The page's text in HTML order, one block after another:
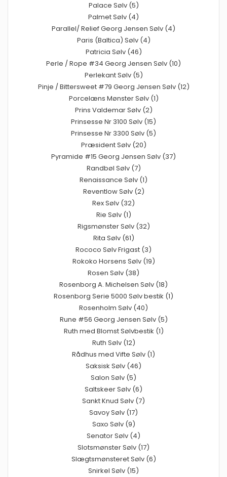
Palace Sølv (5)
Palmet Sølv (4)
Parallel/ Relief Georg Jensen Sølv (4)
Paris (Baltica) Sølv (4)
Patricia Sølv (46)
Perle / Rope #34 Georg Jensen Sølv (10)
Perlekant Sølv (5)
Pinje / Bittersweet #79 Georg Jensen Sølv (12)
Porcelæns Mønster Sølv (1)
Prins Valdemar Sølv (2)
Prinsesse Nr 3100 Sølv (15)
Prinsesse Nr 3300 Sølv (5)
Præsident Sølv (20)
Pyramide #15 Georg Jensen Sølv (37)
Randbøl Sølv (7)
Renaissance Sølv (1)
Reventlow Sølv (2)
Rex Sølv (32)
Rie Sølv (1)
Rigsmønster Sølv (32)
Rita Sølv (61)
Rococo Sølv Frigast (3)
Rokoko Horsens Sølv (19)
Rosen Sølv (38)
Rosenborg A. Michelsen Sølv (18)
Rosenborg Serie 5000 Sølv bestik (1)
Rosenholm Sølv (40)
Rune #56 Georg Jensen Sølv (5)
Ruth med Blomst Sølvbestik (1)
Ruth Sølv (12)
Rådhus med Vifte Sølv (1)
Saksisk Sølv (46)
Salon Sølv (5)
Saltskeer Sølv (6)
Sankt Knud Sølv (7)
Savoy Sølv (17)
Saxo Sølv (9)
Senator Sølv (4)
Slotsmønster Sølv (17)
Slægtsmønsteret Sølv (6)
Snirkel Sølv (15)